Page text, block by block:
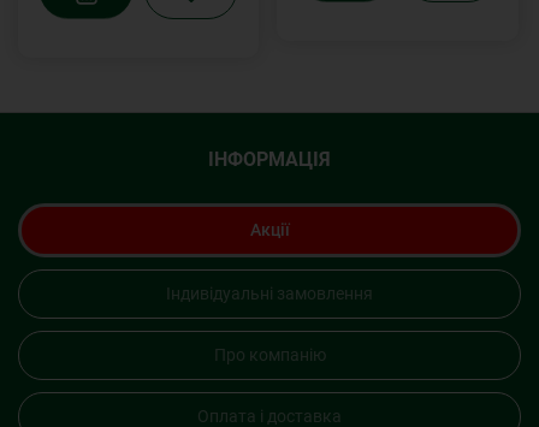
ІНФОРМАЦІЯ
Акції
Індивідуальні замовлення
Про компанію
Оплата і доставка